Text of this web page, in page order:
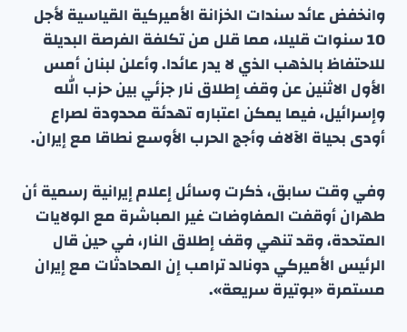
وانخفض عائد سندات الخزانة الأميركية القياسية لأجل
10 سنوات قليلا، مما قلل من تكلفة الفرصة البديلة
للاحتفاظ بالذهب الذي لا يدر عائدا. وأعلن لبنان أمس
الأول الاثنين عن وقف إطلاق نار جزئي بين حزب الله
وإسرائيل، فيما يمكن اعتباره تهدئة محدودة لصراع
أودى بحياة الآلاف وأجج الحرب الأوسع نطاقا مع إيران.
وفي وقت سابق، ذكرت وسائل إعلام إيرانية رسمية أن
طهران أوقفت المفاوضات غير المباشرة مع الولايات
المتحدة، وقد تنهي وقف إطلاق النار، في حين قال
الرئيس الأميركي دونالد ترامب إن المحادثات مع إيران
مستمرة «بوتيرة سريعة».